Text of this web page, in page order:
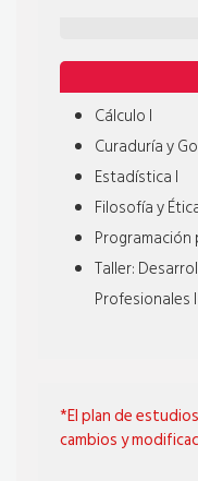
Cálculo I
Curaduría y
Estadística I
Filosofía y
Taller:
Profesionales I
*El plan de
cambios y